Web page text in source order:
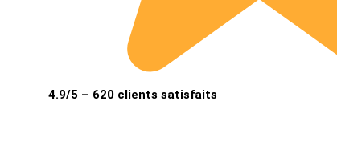
4.9/5 – 620 clients satisfaits